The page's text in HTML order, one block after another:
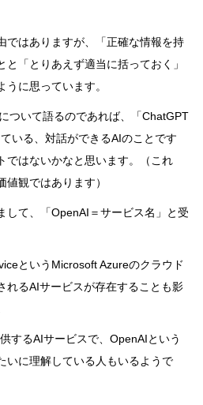
ではありますが、「正確な情報を持
「とりあえず適当に括っておく」
に思っています。
ついて語るのであれば、「ChatGPT
いる、対話ができるAIのことです
ではないかなと思います。（これ
観ではあります）
して、「OpenAI＝サービス名」と受
というMicrosoft Azureのクラウド
れるAIサービスが存在することも影
するAIサービスで、OpenAIという
いに理解している人もいるようで